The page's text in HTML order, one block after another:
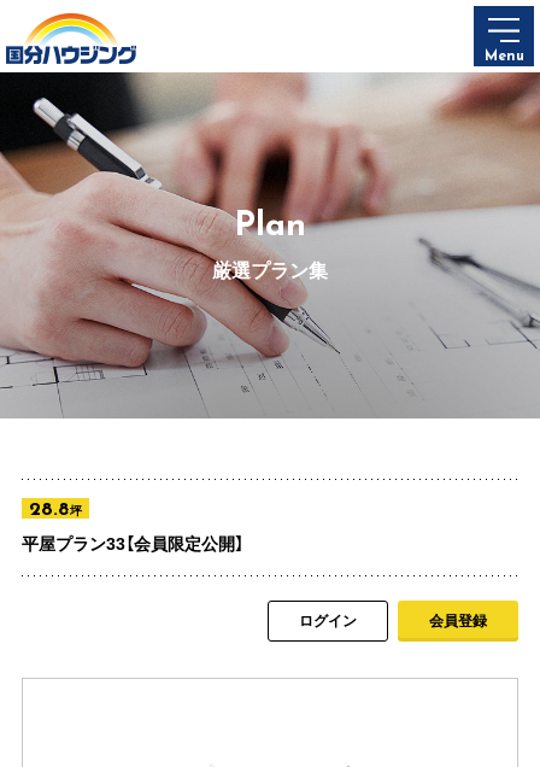
Menu
Plan
厳選プラン集
28.8坪
平屋プラン33【会員限定公開】
ログイン 会員登録